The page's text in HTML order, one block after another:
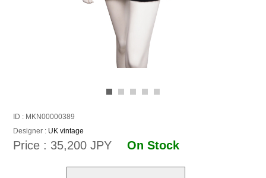
ID : MKN00000389
Designer : UK vintage
Price : 35,200 JPYOn Stock